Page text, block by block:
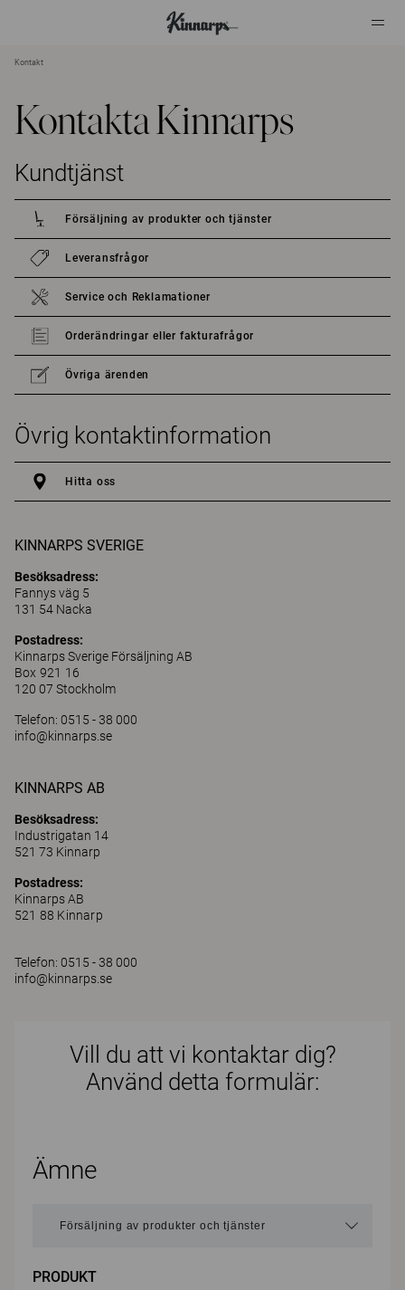
Kontakt
Kontakta Kinnarps
Kundtjänst
Försäljning av produkter och tjänster
Leveransfrågor
Service och Reklamationer
Orderändringar eller fakturafrågor
Övriga ärenden
Övrig kontaktinformation
Hitta oss
KINNARPS SVERIGE
Besöksadress:
Fannys väg 5
131 54 Nacka
Postadress:
Kinnarps Sverige Försäljning AB
Box 921 16
120 07 Stockholm
Telefon: 0515 - 38 000
info@kinnarps.se
KINNARPS AB
Besöksadress:
Industrigatan 14
521 73 Kinnarp
Postadress:
Kinnarps AB
521 88 Kinnarp
Telefon: 0515 - 38 000
info@kinnarps.se
Vill du att vi kontaktar dig?
Använd detta formulär:
Ämne
PRODUKT